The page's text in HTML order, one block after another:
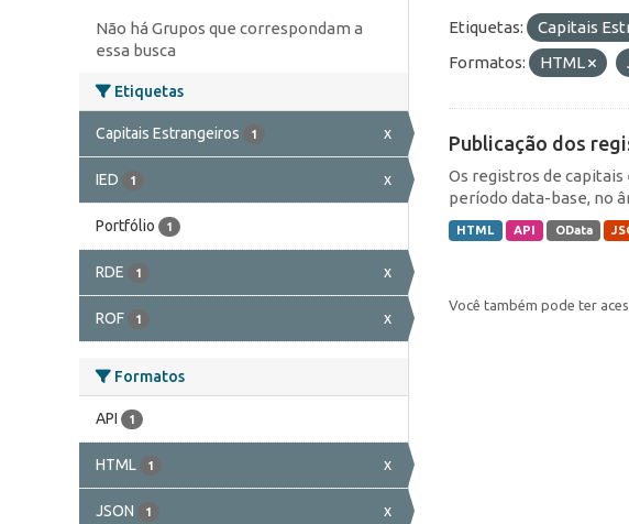
Não há Grupos que correspondam a
essa busca
Etiquetas
Capitais Estrangeiros 1 x
IED 1 x
Portfólio 1
RDE 1 x
ROF 1 x
Formatos
API 1
HTML 1 x
JSON 1 x
Etiquetas: Capitais
Formatos:
HTML
Publicação dos
Os registros de
período data-base, no
HTML API OData
Você também pode ter